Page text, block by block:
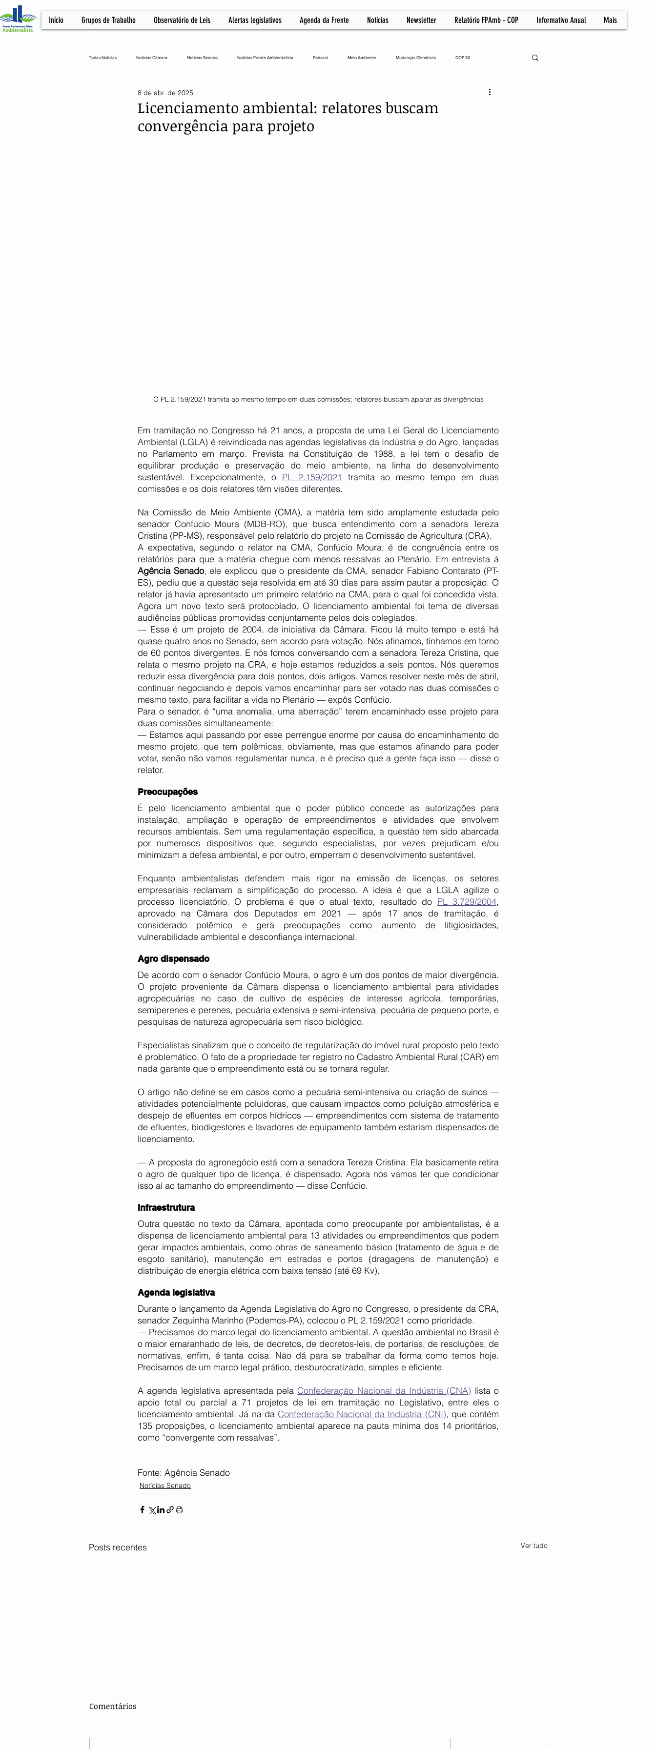
Início Grupos de Trabalho Observatório de Leis Alertas legislativos Agenda da Frente Notícias Newsletter Relatório FPAmb - COP Informativo Anual Mais
Todas Notícias Notícias Câmara Notícias Senado Notícias Frente Ambientalista Podcast Meio Ambiente Mudanças Climáticas COP 30
Notícias Câmara Artigo NOTA OFICIAL
Licenciamento ambiental: relatores buscam
convergência para projeto
8 de abr. de 2025
O PL 2.159/2021 tramita ao mesmo tempo em duas comissões; relatores buscam aparar as divergências
Em tramitação no Congresso há 21 anos, a proposta de uma Lei Geral do Licenciamento
Ambiental (LGLA) é reivindicada nas agendas legislativas da Indústria e do Agro, lançadas
no Parlamento em março. Prevista na Constituição de 1988, a lei tem o desafio de
equilibrar produção e preservação do meio ambiente, na linha do desenvolvimento
sustentável. Excepcionalmente, o PL 2.159/2021
tramita ao mesmo tempo em duas
comissões e os dois relatores têm visões diferentes.
Na Comissão de Meio Ambiente (CMA), a matéria tem sido amplamente estudada pelo
senador Confúcio Moura (MDB-RO), que busca entendimento com a senadora Tereza
Cristina (PP-MS), responsável pelo relatório do projeto na Comissão de Agricultura (CRA).
A expectativa, segundo o relator na CMA, Confúcio Moura, é de congruência entre os
Agência Senado, ele explicou que o presidente da CMA, senador Fabiano Contarato (PT-
ES), pediu que a questão seja resolvida em até 30 dias para assim pautar a proposição. O
relator já havia apresentado um primeiro relatório na CMA, para o qual foi concedida vista.
Agora um novo texto será protocolado. O licenciamento ambiental foi tema de diversas
audiências públicas promovidas conjuntamente pelos dois colegiados.
— Esse é um projeto de 2004, de iniciativa da Câmara. Ficou lá muito tempo e está há
quase quatro anos no Senado, sem acordo para votação. Nós afinamos, tínhamos em torno
de 60 pontos divergentes. E nós fomos conversando com a senadora Tereza Cristina, que
relata o mesmo projeto na CRA, e hoje estamos reduzidos a seis pontos. Nós queremos
reduzir essa divergência para dois pontos, dois artigos. Vamos resolver neste mês de abril,
continuar negociando e depois vamos encaminhar para ser votado nas duas comissões o
mesmo texto, para facilitar a vida no Plenário — expôs Confúcio.
Para o senador, é “uma anomalia, uma aberração” terem encaminhado esse projeto para
duas comissões simultaneamente:
— Estamos aqui passando por esse perrengue enorme por causa do encaminhamento do
mesmo projeto, que tem polêmicas, obviamente, mas que estamos afinando para poder
votar, senão não vamos regulamentar nunca, e é preciso que a gente faça isso — disse o
relator.
Preocupações
É pelo licenciamento ambiental que o poder público concede as autorizações para
instalação, ampliação e operação de empreendimentos e atividades que envolvem
recursos ambientais. Sem uma regulamentação específica, a questão tem sido abarcada
por numerosos dispositivos que, segundo especialistas, por vezes prejudicam e/ou
minimizam a defesa ambiental, e por outro, emperram o desenvolvimento sustentável.
Enquanto ambientalistas defendem mais rigor na emissão de licenças, os setores
empresariais reclamam a simplificação do processo. A ideia é que a LGLA agilize o
processo licenciatório. O problema é que o atual texto, resultado do PL 3.729/2004,
aprovado na Câmara dos Deputados em 2021 — após 17 anos de tramitação, é
considerado polêmico e gera preocupações como aumento de litigiosidades,
vulnerabilidade ambiental e desconfiança internacional.
Agro dispensado
De acordo com o senador Confúcio Moura, o agro é um dos pontos de maior divergência.
O projeto proveniente da Câmara dispensa o licenciamento ambiental para atividades
agropecuárias no caso de cultivo de espécies de interesse agrícola, temporárias,
semiperenes e perenes, pecuária extensiva e semi-intensiva, pecuária de pequeno porte, e
pesquisas de natureza agropecuária sem risco biológico.
Especialistas sinalizam que o conceito de regularização do imóvel rural proposto pelo texto
é problemático. O fato de a propriedade ter registro no Cadastro Ambiental Rural (CAR) em
nada garante que o empreendimento está ou se tornará regular.
O artigo não define se em casos como a pecuária semi-intensiva ou criação de suínos —
atividades potencialmente poluidoras, que causam impactos como poluição atmosférica e
despejo de efluentes em corpos hídricos — empreendimentos com sistema de tratamento
de efluentes, biodigestores e lavadores de equipamento também estariam dispensados de
licenciamento.
— A proposta do agronegócio está com a senadora Tereza Cristina. Ela basicamente retira
o agro de qualquer tipo de licença, é dispensado. Agora nós vamos ter que condicionar
isso aí ao tamanho do empreendimento — disse Confúcio.
Infraestrutura
Outra questão no texto da Câmara, apontada como preocupante por ambientalistas, é a
dispensa de licenciamento ambiental para 13 atividades ou empreendimentos que podem
gerar impactos ambientais, como obras de saneamento básico (tratamento de água e de
esgoto sanitário), manutenção em estradas e portos (dragagens de manutenção) e
distribuição de energia elétrica com baixa tensão (até 69 Kv).
Agenda legislativa
Durante o lançamento da Agenda Legislativa do Agro no Congresso, o presidente da CRA,
senador Zequinha Marinho (Podemos-PA), colocou o PL 2.159/2021 como prioridade.
— Precisamos do marco legal do licenciamento ambiental. A questão ambiental no Brasil é
o maior emaranhado de leis, de decretos, de decretos-leis, de portarias, de resoluções, de
normativas, enfim, é tanta coisa. Não dá para se trabalhar da forma como temos hoje.
Precisamos de um marco legal prático, desburocratizado, simples e eficiente.
A agenda legislativa apresentada pela Confederação Nacional da Indústria (CNA) lista o
apoio total ou parcial a 71 projetos de lei em tramitação no Legislativo, entre eles o
licenciamento ambiental. Já na da Confederação Nacional da Indústria (CNI), que contém
135 proposições, o licenciamento ambiental aparece na pauta mínima dos 14 prioritários,
como “convergente com ressalvas”.
Fonte: Agência Senado
Notícias Senado
Posts recentes Ver tudo
Comentários